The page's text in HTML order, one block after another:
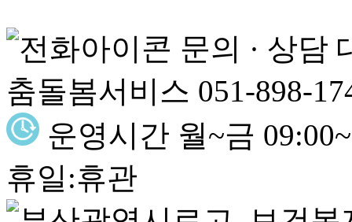
문의 · 상담
춤돌봄서비스 051-898-
운영시간 월~금
휴일:휴관